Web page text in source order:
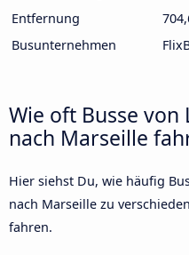
Entfernung
Busunternehmen
Wie oft Busse
nach Marseille
Hier siehst Du, wie häufig
nach Marseille zu
fahren.